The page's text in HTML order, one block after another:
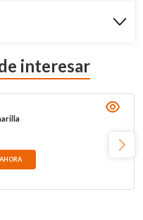
interesar